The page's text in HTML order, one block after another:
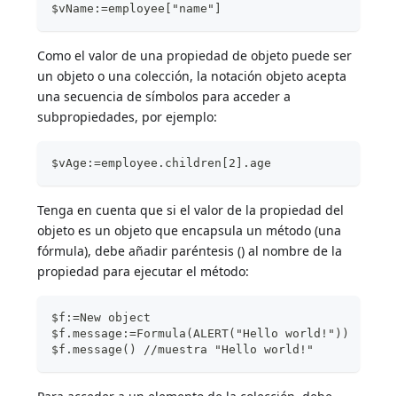
$vName:=employee["name"]
Como el valor de una propiedad de objeto puede ser
un objeto o una colección, la notación objeto acepta
una secuencia de símbolos para acceder a
subpropiedades, por ejemplo:
$vAge:=employee.children[2].age
Tenga en cuenta que si el valor de la propiedad del
objeto es un objeto que encapsula un método (una
fórmula), debe añadir paréntesis () al nombre de la
propiedad para ejecutar el método:
$f:=New object
$f.message:=Formula(ALERT("Hello world!"))
$f.message() //muestra "Hello world!"